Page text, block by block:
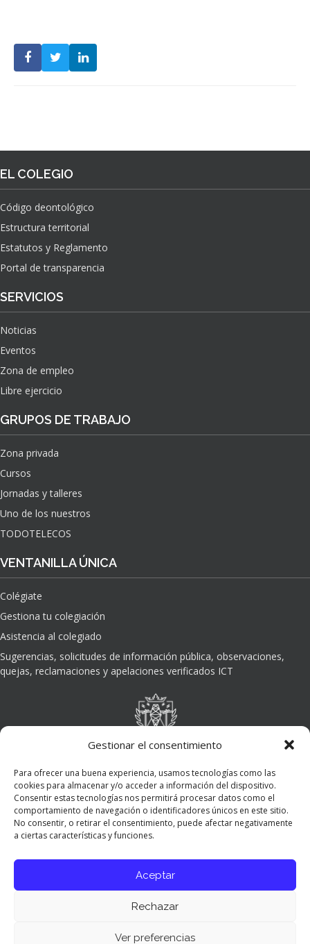
Gestionar el consentimiento
Para ofrecer una buena experiencia, usamos tecnologías como las
cookies para almacenar y/o acceder a información del dispositivo.
Consentir estas tecnologías nos permitirá procesar datos como el
comportamiento de navegación o identificadores únicos en este sitio.
No consentir, o retirar el consentimiento, puede afectar negativamente
a ciertas características y funciones.
Aceptar
Rechazar
Ver preferencias
EL COLEGIO
Código deontológico
Estructura territorial
Estatutos y Reglamento
Portal de transparencia
SERVICIOS
Noticias
Eventos
Zona de empleo
Libre ejercicio
GRUPOS DE TRABAJO
Zona privada
Cursos
Jornadas y talleres
Uno de los nuestros
TODOTELECOS
VENTANILLA ÚNICA
Colégiate
Gestiona tu colegiación
Asistencia al colegiado
Sugerencias, solicitudes de información pública, observaciones,
quejas, reclamaciones y apelaciones verificados ICT
Panel de preferencias cookies